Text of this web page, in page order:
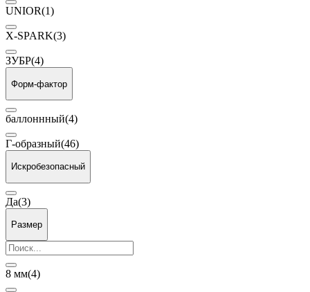
UNIOR(1)
X-SPARK(3)
ЗУБР(4)
Форм-фактор
баллоннный(4)
Г-образный(46)
Искробезопасный
Да(3)
Размер
8 мм(4)